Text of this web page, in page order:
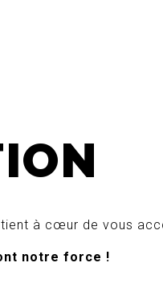
à cœur de vous
notre force !